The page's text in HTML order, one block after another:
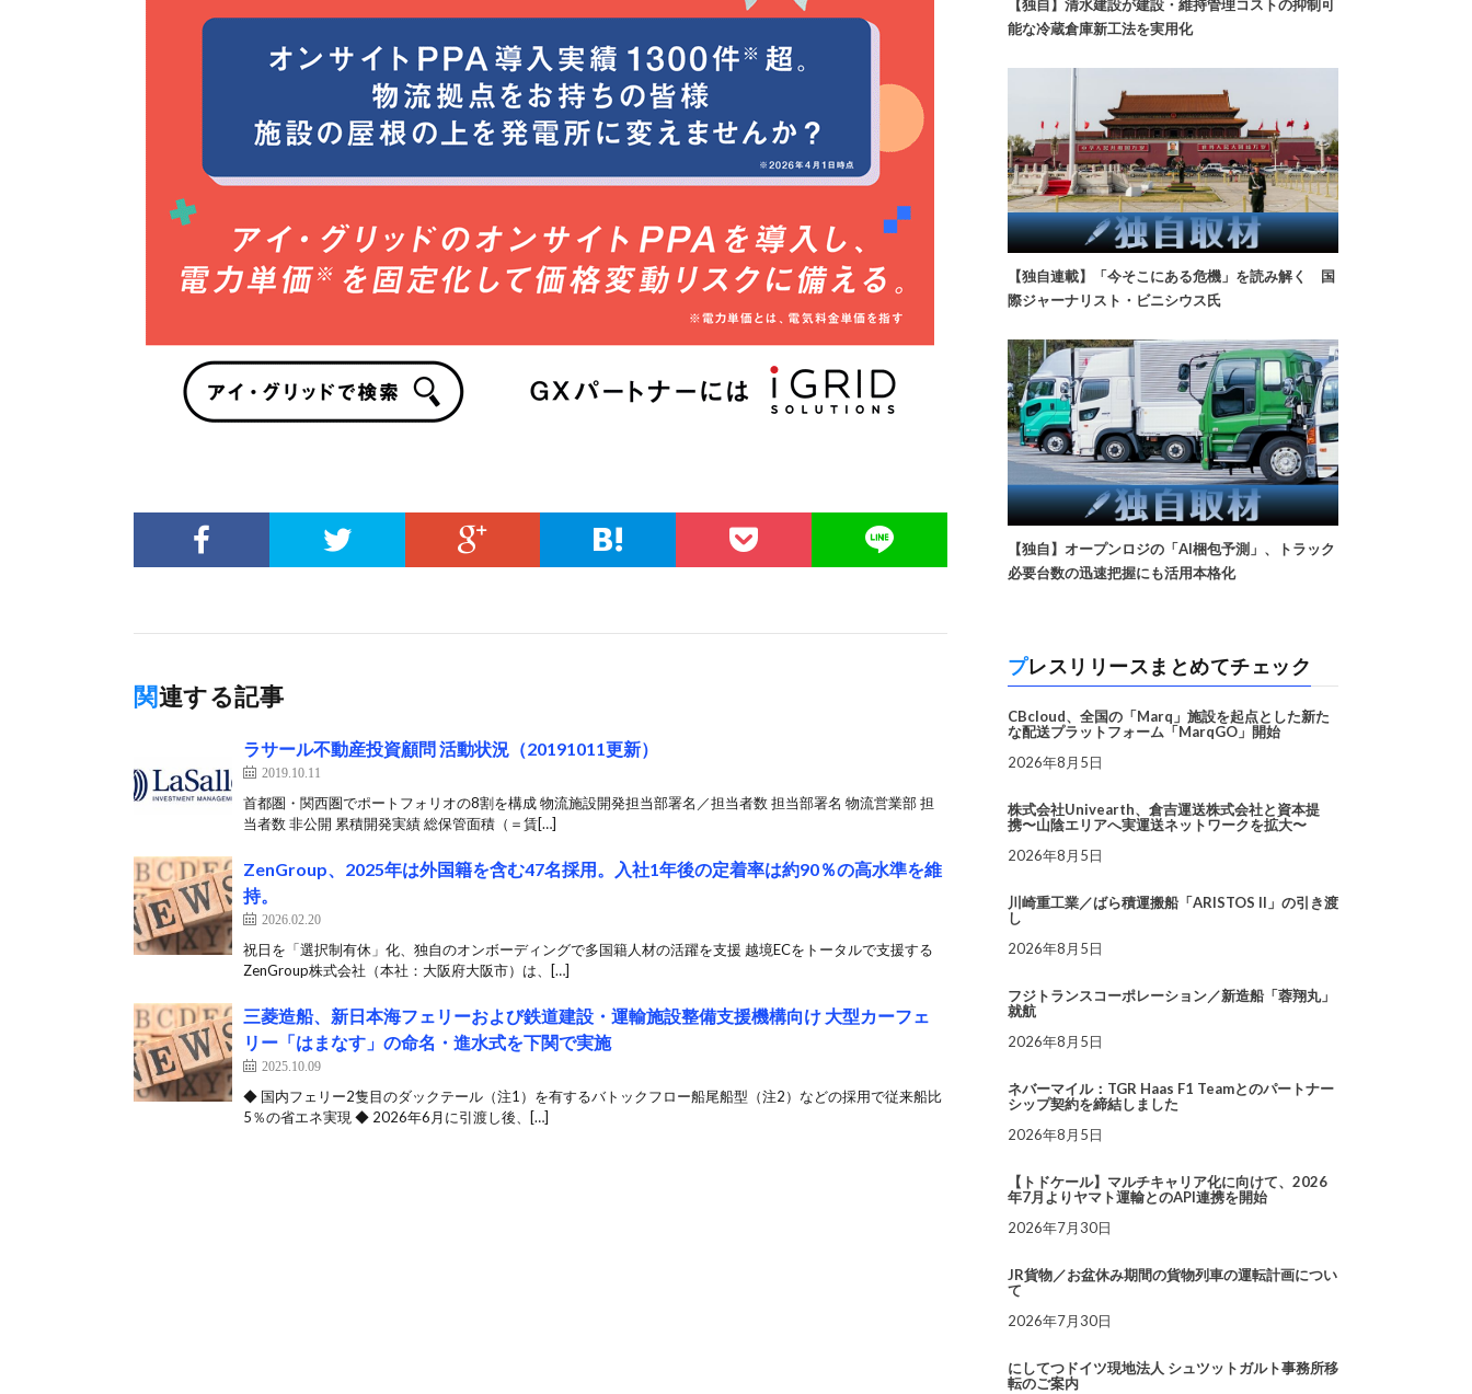
関連する記事
ラサール不動産投資顧問 活動状況（20191011更新）
2019.10.11
首都圏・関西圏でポートフォリオの8割を構成 物流施設開発担当部署名／担当者数 担当部署名 物流営業部 担
当者数 非公開 累積開発実績 総保管面積（＝賃[…]
ZenGroup、2025年は外国籍を含む47名採用。入社1年後の定着率は約90％の高水準を維
持。
2026.02.20
祝日を「選択制有休」化、独自のオンボーディングで多国籍人材の活躍を支援 越境ECをトータルで支援する
ZenGroup株式会社（本社：大阪府大阪市）は、[…]
三菱造船、新日本海フェリーおよび鉄道建設・運輸施設整備支援機構向け 大型カーフェ
リー「はまなす」の命名・進水式を下関で実施
2025.10.09
◆ 国内フェリー2隻目のダックテール（注1）を有するバトックフロー船尾船型（注2）などの採用で従来船比
5％の省エネ実現 ◆ 2026年6月に引渡し後、[…]
【独自】清水建設が建設・維持管理コストの抑制可
能な冷蔵倉庫新工法を実用化
【独自連載】「今そこにある危機」を読み解く 国
際ジャーナリスト・ビニシウス氏
【独自】オープンロジの「AI梱包予測」、トラック
必要台数の迅速把握にも活用本格化
プレスリリースまとめてチェック
CBcloud、全国の「Marq」施設を起点とした新た
な配送プラットフォーム「MarqGO」開始
2026年8月5日
株式会社Univearth、倉吉運送株式会社と資本提
携〜山陰エリアへ実運送ネットワークを拡大〜
2026年8月5日
川崎重工業／ばら積運搬船「ARISTOS II」の引き渡
し
2026年8月5日
フジトランスコーポレーション／新造船「蓉翔丸」
就航
2026年8月5日
ネバーマイル：TGR Haas F1 Teamとのパートナー
シップ契約を締結しました
2026年8月5日
【トドケール】マルチキャリア化に向けて、2026
年7月よりヤマト運輸とのAPI連携を開始
2026年7月30日
JR貨物／お盆休み期間の貨物列車の運転計画につい
て
2026年7月30日
にしてつドイツ現地法人 シュツットガルト事務所移
転のご案内